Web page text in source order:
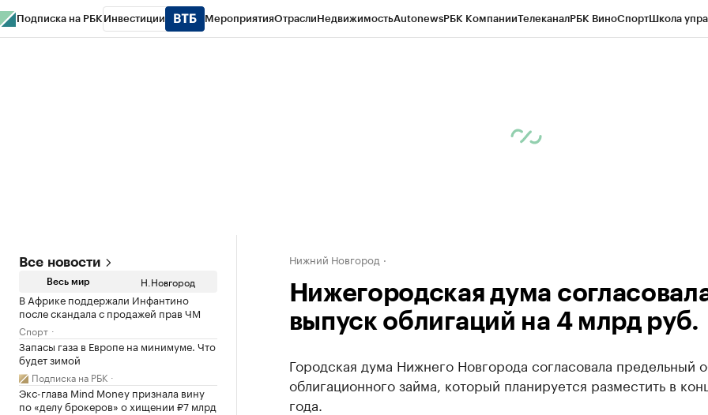
Подписка на РБК Инвестиции МероприятияОтраслиНедвижимостьAutonewsРБК КомпанииТелеканалРБК ВиноСпортШкола
Все новости
Весь мир Н.Новгород
В Африке поддержали Инфантино
после скандала с продажей прав ЧМ
Спорт
Запасы газа в Европе на минимуме. Что
будет зимой
Подписка на РБК
Экс-глава Mind Money признала вину
по «делу брокеров» о хищении ₽7 млрд
Нижний Новгород
Нижегородская дума
выпуск облигаций на 4 млрд руб.
Городская дума Нижнего Новгорода согласовала предельный
облигационного займа, который планируется разместить в
года.